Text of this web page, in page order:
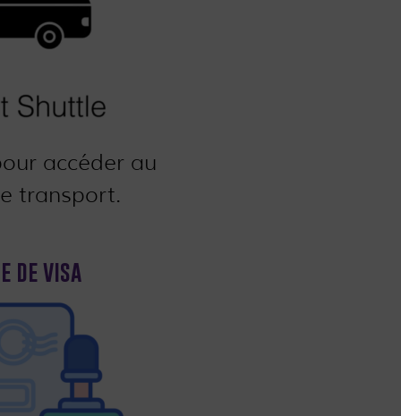
accéder au
transport.
de visa